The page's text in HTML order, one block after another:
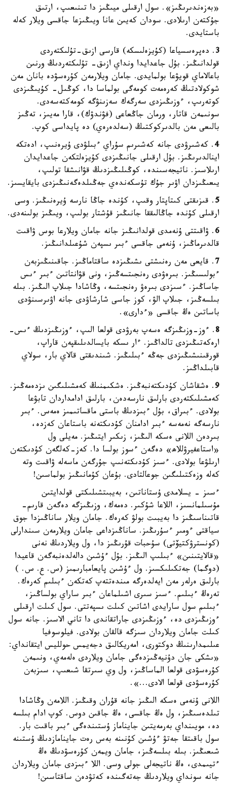
«بەزەندىرىڭىز». سول ارقىلى ميىڭىز دا تىنىعىپ، ارتىق
جۇكتەن ارىلادى. سودان كەيىن عانا ويىڭىزعا جاقسى ويلار كەلە
باستايدى.
3. دەپرەسسياعا (كۇيزەلىسكە) قارسى ازىق-تۇلىكتەردى
قولدانىڭىز. بۇل جاعدايدا ونداي ازىق- تۇلىكتەردىڭ ورنىن
باعالاماي قويۋعا بولمايدى. جامان ويلارمەن كۇرەسۋدە بانان مەن
شوكولادتىڭ كەرەمەت كومەگى بولماسا دا، كوڭىل- كۇيىڭىزدى
كوتەرىپ، ءوزىڭىزدى سەرگەك سەزىنۋگە كومەكتەسەدى.
سونىمەن قاتار، ورمان جاڭعاعى (فۋندۋك)، قارا مەيىز، تەڭىز
بالىعى مەن بالدىركوكتىڭ (سەلدەرەي) دە پايداسى كوپ.
4. كەشىرۋدى جانە كەشىرىم سۇراي ءبىلۋدى ۇيرەنىپ، ادەتكە
اينالدىرىڭىز. بۇل ارقىلى جانىڭىزدى كۇيزەلتكەن جاعدايدان
ارىلاسىز. ناتيجەسىندە، كوڭىلىڭىزدىڭ قۋانىشقا تولىپ،
يىعىڭىزدان اۋىر جۇك تۇسكەندەي جەڭىلدەگەنىڭىزدى بايقايسىز.
5. قىزىقتى كىتاپتار وقىپ، كۇندە جاڭا نارسە ۇيرەنىڭىز. وسى
ارقىلى كۇندە جاڭالىققا جانىڭىز قۇشتار بولىپ، ويىڭىز بولىنەدى.
6. ۋاقىتتى ۇنەمدى قولدانىڭىز جانە جامان ويلارعا بوس ۋاقىت
قالدىرماڭىز، ۇنەمى جاقسى ءبىر ىسپەن شۇعىلدانىڭىز.
7. قايعى مەن رەنىشتى ىشىڭىزدە ساقتاماڭىز. جاقىنىڭىزبەن
ءبولىسىڭىز. بىرەۋدى رەنجىتسەڭىز، ونى قۋانتاتىن ءبىر ءىس
جاساڭىز. ءسىزدى بىرەۋ رەنجىتسە، وڭاشادا جىلاپ الىڭىز. بىلە
بىلسەڭىز، جىلاپ الۋ، كوز جاسى شارشاۋدى جانە اۋىرسىنۋدى
باساتىن ەڭ جاقسى «ءدارى».
8. ءوز-وزىڭىزگە ەسەپ بەرۋدى قولعا الىپ، ءوزىڭىزدىڭ ءىس-
ارەكەتىڭىزدى تالداڭىز. ءار ىسكە بايسالدىلىقپەن قاراپ،
قورقىنىشىڭىزدى جەڭە ءبىلىڭىز. شىندىقتى قالاي بار، سولاي
قابىلداڭىز.
9. ەشقاشان كۇدىكتەنبەڭىز. ەشكىمنىڭ كەمشىلىگىن ىزدەمەڭىز.
كەمشىلىكتەردى بارلىق نارسەدەن، بارلىق ادامداردان تابۋعا
بولادى. ءبىراق، بۇل ءبىزدىڭ باستى ماقساتىمىز ەمەس. ءبىر
نارسەگە نەمەسە ءبىر ادامنان كۇدىكتەنە باستاعان كەزدە،
بىردەن اللانى ەسكە الىڭىز، زىكىر ايتىڭىز. مەيلى ول
«استاعفيرۋللاھ» دەگەن ءسوز بولسا دا. كەز-كەلگەن كۇدىكتەن
ارىلۋعا بولادى. ءسىز كۇدىكتەنىپ جۇرگەن ماسەلە ۋاقىت وتە
كەلە وزەكتىلىگىن جوعالتادى. بۇعان كۇمانىڭىز بولماسىن!
ءسىز - يسلامدى ۇستاناتىن، بەيبىتشىلىكتى قولدايتىن
مۇسىلمانسىز، اللاعا شۇكىر. دەمەك، وزىڭىزگە دەگەن قارىم-
قاتىناسىڭىز دا بەيبىت بولۋ كەرەك. جامان ويلار ساناڭىزدا جوق
سياقتى ءومىر ءسۇرىڭىز. ساناڭىزداعى جامان ويلارمەن سىندارلى
(كونسترۋكتيۆتى) سۇحبات قۇرىڭىز دا، ول ويلاردىڭ نەنى
«قالايتىنىن» ءبىلىپ الىڭىز. بۇل ءۇشىن دالەلدەنبەگەن قاعيدا
(دوگما) جەتكىلىكسىز. ول ءۇشىن پايعامبارىمىز (س. ع. س. )
بارلىق ەرلەر مەن ايەلدەرگە مىندەتتەپ كەتكەن ءبىلىم كەرەك.
تەرەڭ ءبىلىم. ءسىز سىرى اشىلماعان ءبىر ساراي بولساڭىز،
ءبىلىم سول سارايدى اشاتىن كىلت ىسپەتتى. سول كىلت ارقىلى
ءوزىڭىزدى دە، ءوزىڭىزدى جاراتقاندى دا تاني الاسىز. جانە سول
كىلت جامان ويلاردان سىزگە قالقان بولادى. فيلوسوفيا
عىلىمدارىنىڭ دوكتورى، امەريكالىق دجەيمس حولليس ايتقانداي:
«ىشكى جان دۇنيەڭىزدەگى جامان ويلاردى ەلەمەي، ونىمەن
كۇرەسۋدى قولعا الماساڭىز، ول وي سىرتقا شىعىپ، سىزبەن
كۇرەسۋدى قولعا الادى...».
اللانى ۇنەمى ەسكە الىڭىز جانە قۇران وقىڭىز. اللامەن وڭاشادا
تىلدەسىڭىز، ول ەڭ جاقسى، ەڭ جاقىن دوس. كوپ ادام بىلسە
دە، مويىنداي بەرمەيتىن جايناماز ۇستىندەگى ءبىر باقىت بار.
سول باقىتقا جەتۋ ءۇشىن كۇنىنە بەس رەت جاينامازدىڭ ۇستىنە
شىعىڭىز. بىلە بىلسەڭىز، جامان ويمەن كۇرەسۋدىڭ ەڭ
ءتيىمدى، ەڭ ناتيجەلى جولى وسى. اللا ءبىزدى جامان ويلاردان
جانە سونداي ويلاردىڭ جەتەگىندە كەتۋدەن ساقتاسىن!